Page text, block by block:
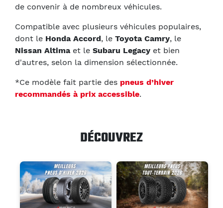
de convenir à de nombreux véhicules.
Compatible avec plusieurs véhicules populaires,
dont le Honda Accord, le Toyota Camry, le
Nissan Altimaet le Subaru Legacy et bien
d'autres, selon la dimension sélectionnée.
*Ce modèle fait partie des pneus d’hiver
recommandés à prix accessible.
DÉCOUVREZ